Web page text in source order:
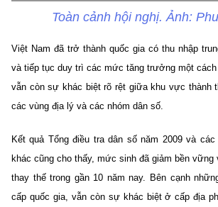
Toàn cảnh hội nghị. Ảnh:
Việt Nam đã trở thành quốc gia có thu nhập
và tiếp tục duy trì các mức tăng trưởng một cách
vẫn còn sự khác biệt rõ rệt giữa khu vực thành
các vùng địa lý và các nhóm dân số.
Kết quả Tổng điều tra dân số năm 2009 và
khác cũng cho thấy, mức sinh đã giảm bền
thay thế trong gần 10 năm nay. Bên cạnh
cấp quốc gia, vẫn còn sự khác biệt ở cấp địa